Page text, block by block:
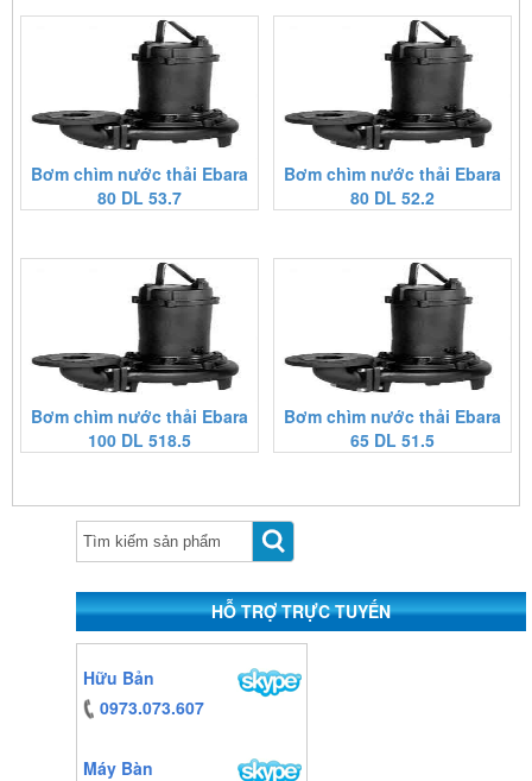
Bơm chìm nước thải Ebara
80 DL 53.7
Bơm chìm nước thải Ebara
80 DL 52.2
Bơm chìm nước thải Ebara
100 DL 518.5
Bơm chìm nước thải Ebara
65 DL 51.5
https:/www.high-
endrolex.com/13
HỖ TRỢ TRỰC TUYẾN
endrolex.com/13
Hữu Bản
0973.073.607
Máy Bàn